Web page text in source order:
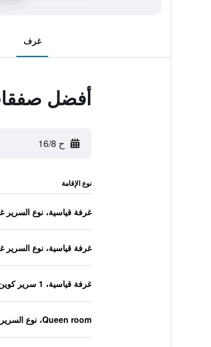
غرف
أفضل
ح 16/8
نوع الإقامة
غرفة قياسية، نوع
غرفة قياسية، نوع
غرفة قياسية، 1 سرير كوين
Queen room، نوع السرير غير معروف